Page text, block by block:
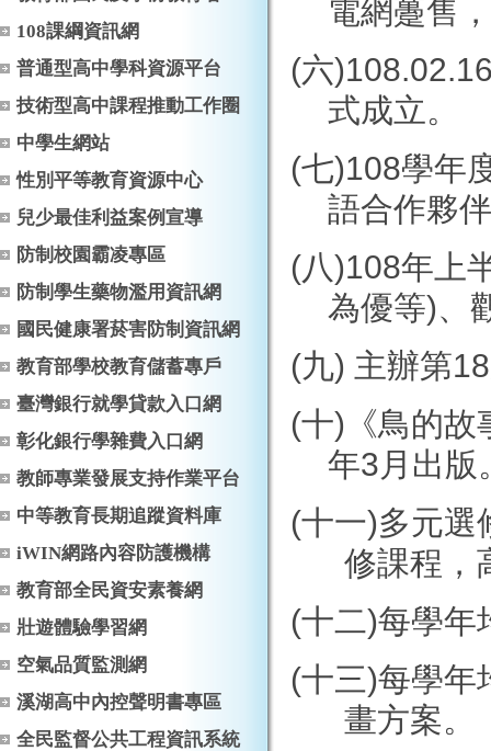
108課綱資訊網
普通型高中學科資源平台
技術型高中課程推動工作圈
中學生網站
性別平等教育資源中心
兒少最佳利益案例宣導
防制校園霸凌專區
防制學生藥物濫用資訊網
國民健康署菸害防制資訊網
教育部學校教育儲蓄專戶
臺灣銀行就學貸款入口網
彰化銀行學雜費入口網
教師專業發展支持作業平台
中等教育長期追蹤資料庫
iWIN網路內容防護機構
教育部全民資安素養網
壯遊體驗學習網
空氣品質監測網
溪湖高中內控聲明書專區
全民監督公共工程資訊系統
電網躉售
(六
式成立。
(七)108學年
語合作夥
(八)108年上
為優等)、
(九) 主辦第18
(十) 《鳥的
年3 月出版
(十一)多元選
修課程，
(十二)每學年
(十三)每學年
畫方案。